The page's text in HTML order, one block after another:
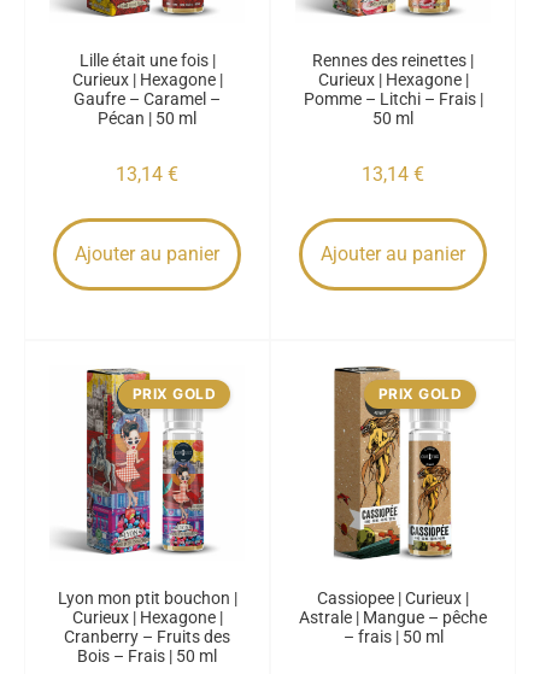
Lille était une fois |
Curieux | Hexagone |
Gaufre – Caramel –
Pécan | 50 ml
13,14 €
Ajouter au panier
Rennes des reinettes |
Curieux | Hexagone |
Pomme – Litchi – Frais |
50 ml
13,14 €
Ajouter au panier
PRIX GOLD
Lyon mon ptit bouchon |
Curieux | Hexagone |
Cranberry – Fruits des
Bois – Frais | 50 ml
PRIX GOLD
Cassiopee | Curieux |
Astrale | Mangue – pêche
– frais | 50 ml